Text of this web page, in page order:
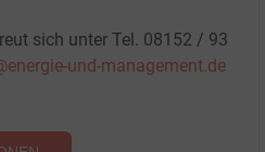
sich unter Tel. 08152 / 93
und-management.de